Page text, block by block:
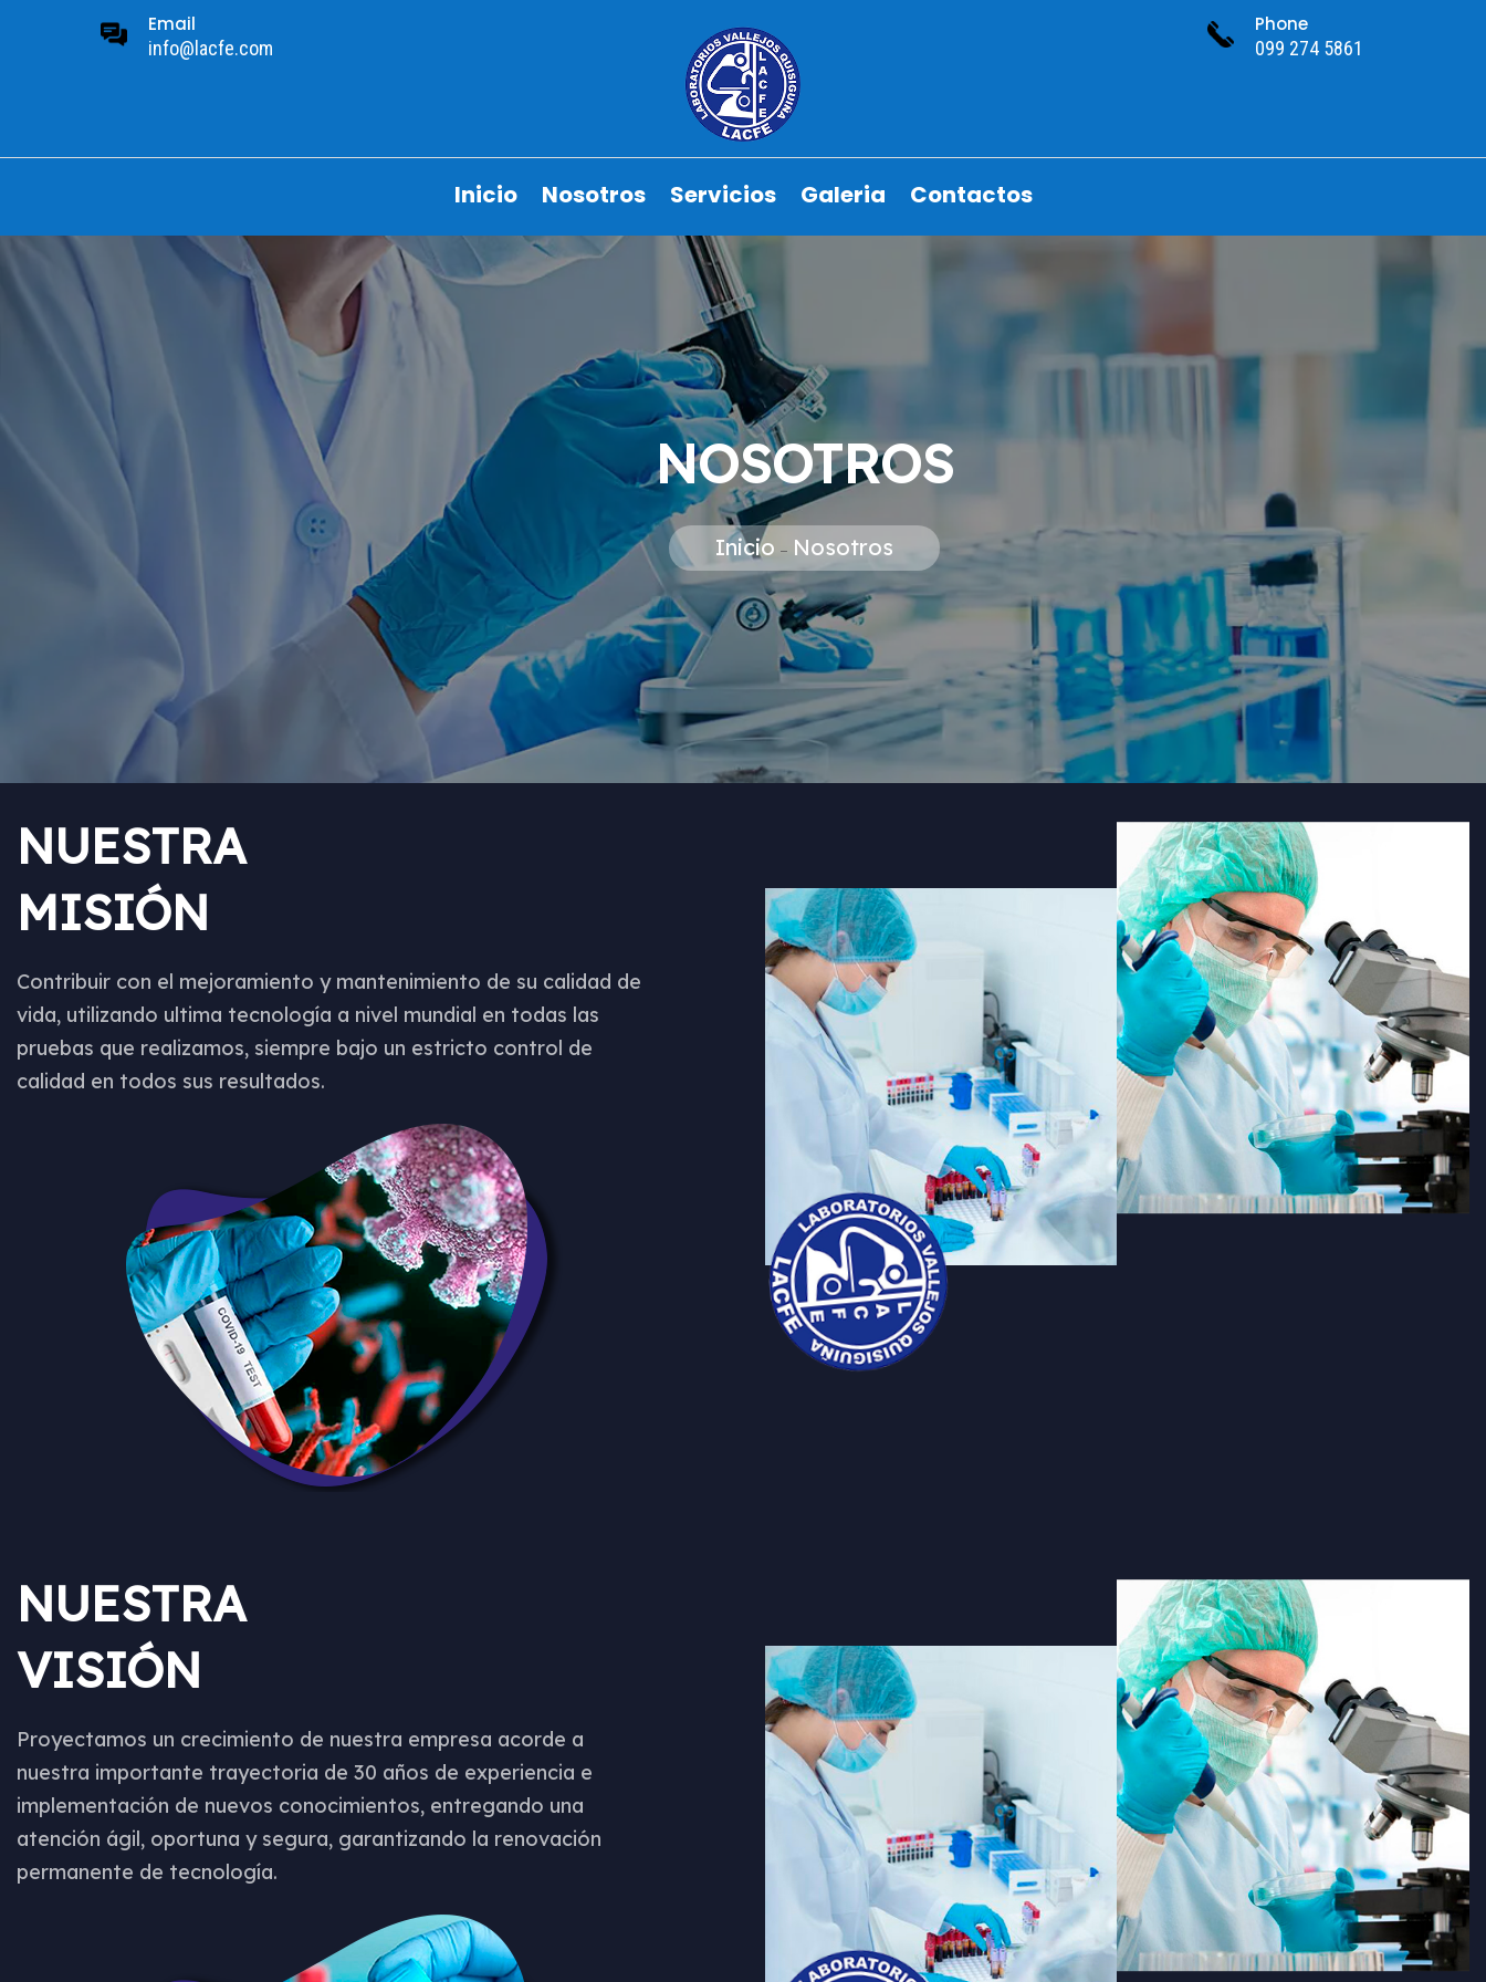
Email
info@lacfe.com
Phone
099 274 5861
Inicio Nosotros Servicios Galeria Contactos
NOSOTROS
Inicio – Nosotros
NUESTRA
MISIÓN
Contribuir con el mejoramiento y mantenimiento de su calidad de
vida, utilizando ultima tecnología a nivel mundial en todas las
pruebas que realizamos, siempre bajo un estricto control de
calidad en todos sus resultados.
NUESTRA
VISIÓN
Proyectamos un crecimiento de nuestra empresa acorde a
nuestra importante trayectoria de 30 años de experiencia e
implementación de nuevos conocimientos, entregando una
atención ágil, oportuna y segura, garantizando la renovación
permanente de tecnología.